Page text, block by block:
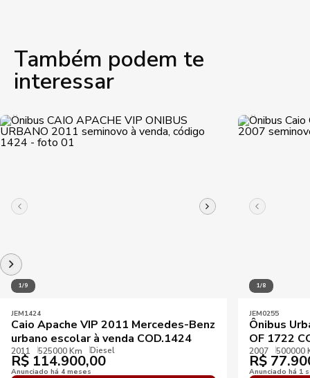
Também podem te
interessar
1/9
JEM1424
Caio Apache VIP 2011 Mercedes-Benz
urbano escolar à venda COD.1424
2011 525000 Km Diesel
R$ 114.900,00
Anunciado há 4 meses
1/8
JEM0255
Ônibus
OF 1722
2007 500000
R$
Anunciado há 1